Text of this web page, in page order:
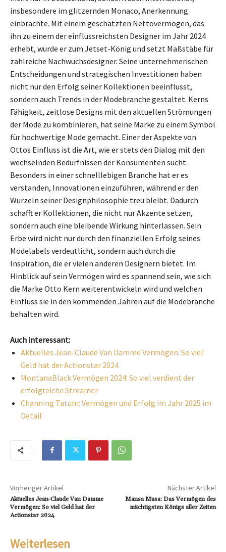
insbesondere im glitzernden Monaco, Anerkennung
einbrachte. Mit einem geschätzten Nettovermögen, das
ihn zu einem der einflussreichsten Designer im Jahr 2024
erhebt, wurde er zum Jetset-König und setzt Maßstäbe für
zahlreiche Nachwuchsdesigner. Seine unternehmerischen
Entscheidungen und strategischen Investitionen haben
nicht nur den Erfolg seiner Kollektionen beeinflusst,
sondern auch Trends in der Modebranche gestaltet. Kerns
Fähigkeit, zeitlose Designs mit den aktuellen Strömungen
der Mode zu kombinieren, hat seine Marke zu einem Symbol
für hochwertige Mode gemacht. Einer der Aspekte von
Ottos Einfluss ist die Art, wie er stets den Dialog mit den
wechselnden Bedürfnissen der Konsumenten sucht.
Besonders in einer schnelllebigen Branche hat er es
verstanden, Innovationen einzuführen, während er den
Wurzeln seiner Designphilosophie treu bleibt. Dadurch
schafft er Kollektionen, die nicht nur Akzente setzen,
sondern auch eine bleibende Wirkung hinterlassen. Sein
Erbe wird nicht nur durch den finanziellen Erfolg seines
Modelabels verdeutlicht, sondern auch durch die
Inspiration, die er vielen anderen Designern bietet. Im
Hinblick auf sein Vermögen wird es spannend sein, wie sich
die Marke Otto Kern weiterentwickeln wird und welchen
Einfluss sie in den kommenden Jahren auf die Modebranche
behalten wird.
Auch interessant:
Aktuelles Jean-Claude Van Damme Vermögen: So viel
Geld hat der Actionstar 2024
MontanaBlack Vermögen 2024: So viel verdient der
erfolgreiche Streamer
Channing Tatum: Vermögen und Erfolg im Jahr 2025 im
Detail
Vorheriger Artikel
Aktuelles Jean-Claude Van Damme
Vermögen: So viel Geld hat der
Actionstar 2024
Nächster Artikel
Mansa Musa: Das Vermögen des
mächtigsten Königs aller Zeiten
Weiterlesen